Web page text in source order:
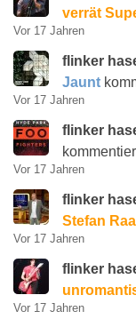
verrät
Vor 17 Jahren
flinker
Jaunt
Vor 17 Jahren
flinker
Vor 17 Jahren
flinker
Stefan
Vor 17 Jahren
flinker
Vor 17 Jahren